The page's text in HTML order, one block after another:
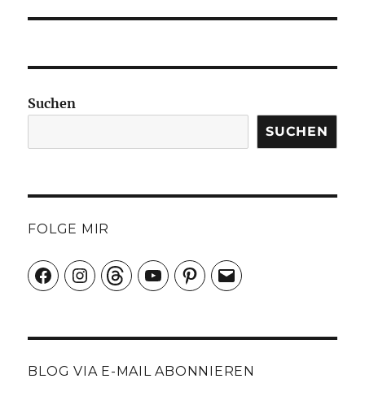
Suchen
SUCHEN
FOLGE MIR
FacebookInstagramThreadsYouTubePinterest
E-
Mail
BLOG VIA E-MAIL ABONNIEREN